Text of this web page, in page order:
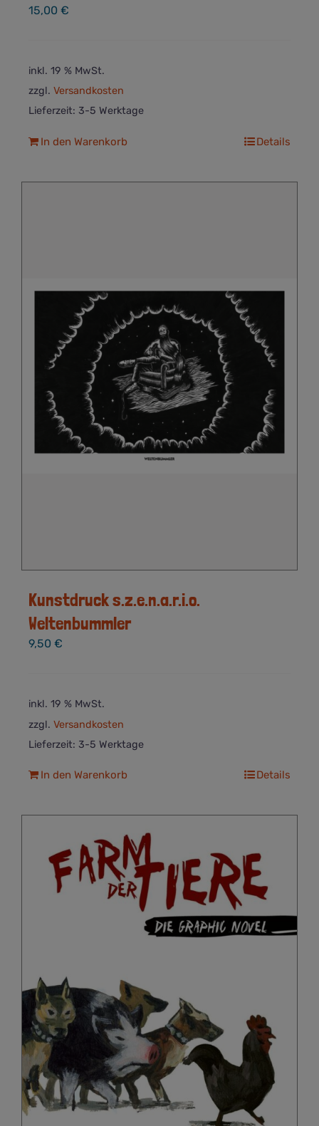
15,00 €
inkl. 19 % MwSt.
zzgl. Versandkosten
Lieferzeit: 3-5 Werktage
In den Warenkorb Details
Kunstdruck s.z.e.n.a.r.i.o.
Weltenbummler
9,50 €
inkl. 19 % MwSt.
zzgl. Versandkosten
Lieferzeit: 3-5 Werktage
In den Warenkorb Details